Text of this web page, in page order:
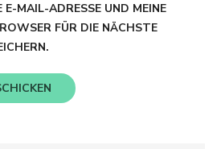
E-MAIL-ADRESSE UND MEINE
FÜR DIE NÄCHSTE